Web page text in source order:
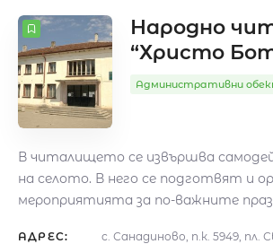
Народно
“Христо
Административни
В читалището се извършва
на селото. В него се подготвят и
мероприятията за по-важните
АДРЕС:
с. Санадиново, п.к. 5949, пл.